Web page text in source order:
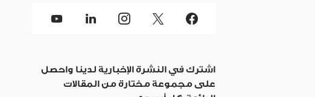
اشترك في النشرة الإخبارية لدينا واحصل
على مجموعة مختارة من المقالات